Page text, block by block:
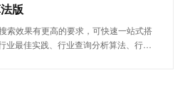
版
索效果有更高的要求，可快速一站式搭
最佳实践、行业查询分析算法、行业